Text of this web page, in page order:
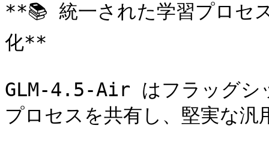
**📚 統一された学習プロセ
化**
GLM-4.5-Air はフラッグシ
プロセスを共有し、堅実な